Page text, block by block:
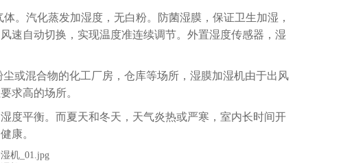
。汽化蒸发加湿度，无白粉。防菌湿膜，保证卫生加湿，
速自动切换，实现温度准连续调节。外置湿度传感器，湿
尘或混合物的化工厂房，仓库等场所，湿膜加湿机由于出风
求高的场所。
度平衡。而夏天和冬天，天气炎热或严寒，室内长时间开
康。